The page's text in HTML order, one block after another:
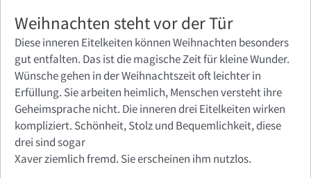
Weihnachten steht vor der Tür
Diese inneren Eitelkeiten können Weihnachten besonders
gut entfalten. Das ist die magische Zeit für kleine Wunder.
Wünsche gehen in der Weihnachtszeit oft leichter in
Erfüllung. Sie arbeiten heimlich, Menschen versteht ihre
Geheimsprache nicht. Die inneren drei Eitelkeiten wirken
kompliziert. Schönheit, Stolz und Bequemlichkeit, diese
drei sind sogar
Xaver ziemlich fremd. Sie erscheinen ihm nutzlos.